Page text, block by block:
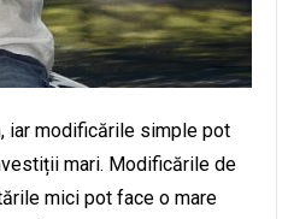
iar modificările simple pot
mari. Modificările de
mici pot face o mare